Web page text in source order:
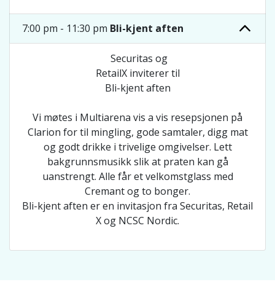
7:00 pm - 11:30 pm Bli-kjent aften
Vi møtes i Multiarena vis a vis resepsjonen på
Clarion for til mingling, gode samtaler, digg mat
og godt drikke i trivelige omgivelser. Lett
bakgrunnsmusikk slik at praten kan gå
uanstrengt. Alle får et velkomstglass med
Cremant og to bonger.
Bli-kjent aften er en invitasjon fra Securitas, Retail
X og NCSC Nordic.
Securitas og
RetailX inviterer til
Bli-kjent aften